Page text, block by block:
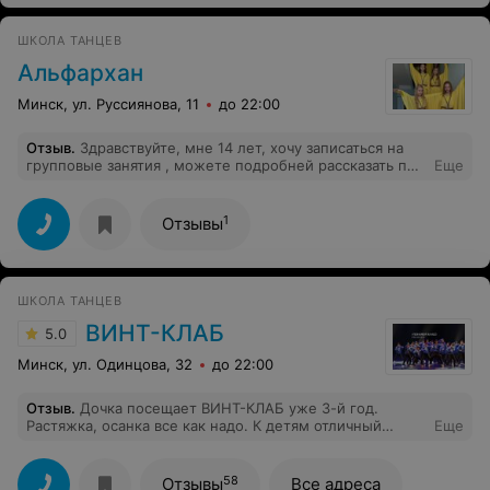
ШКОЛА ТАНЦЕВ
Альфархан
Минск, ул. Руссиянова, 11 до 22:00
Отзыв. Здравствуйте, мне 14 лет, хочу записаться на
групповые занятия , можете подробней рассказать про
Еще
Отзывы1
ШКОЛА ТАНЦЕВ
5.0 ВИНТ-КЛАБ
Минск, ул. Одинцова, 32 до 22:00
Отзыв. Дочка посещает ВИНТ-КЛАБ уже 3-й год.
Растяжка, осанка все как надо. К детям отличный
отличные, есть с чем сравнивать.
Еще
Отзывы58 Все адреса